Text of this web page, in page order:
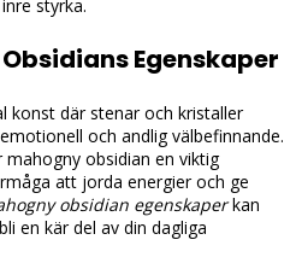
styrka.
Egenskaper
konst där stenar och kristaller
och andlig välbefinnande.
mahogny obsidian en viktig
att jorda energier och ge
obsidian egenskaperkan
en kär del av din dagliga